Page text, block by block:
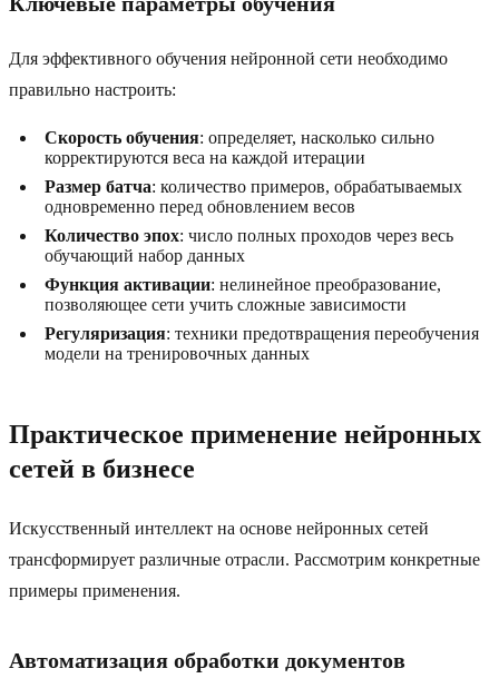
Для эффективного обучения нейронной сети необходимо
правильно настроить:
Скорость обучения: определяет, насколько сильно
корректируются веса на каждой итерации
Размер батча: количество примеров, обрабатываемых
одновременно перед обновлением весов
Количество эпох: число полных проходов через весь
обучающий набор данных
Функция активации: нелинейное преобразование,
позволяющее сети учить сложные зависимости
Регуляризация: техники предотвращения переобучения
модели на тренировочных данных
Практическое применение нейронных
сетей в бизнесе
Искусственный интеллект на основе нейронных сетей
трансформирует различные отрасли. Рассмотрим конкретные
примеры применения.
Автоматизация обработки документов